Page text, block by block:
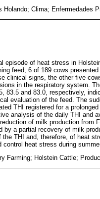
Holando; Clima; Enfermedades
episode of heat stress in
feed, 6 of 189 cows
clinical signs, the other five
in the respiratory system.
83.5 and 83.0, respectively,
evaluation of the feed. The
THI registered for a
analysis of the daily THI and
of milk production from
by a partial recovery of milk
THI and, therefore, of heat
control heat stress during
Farming; Holstein Cattle;